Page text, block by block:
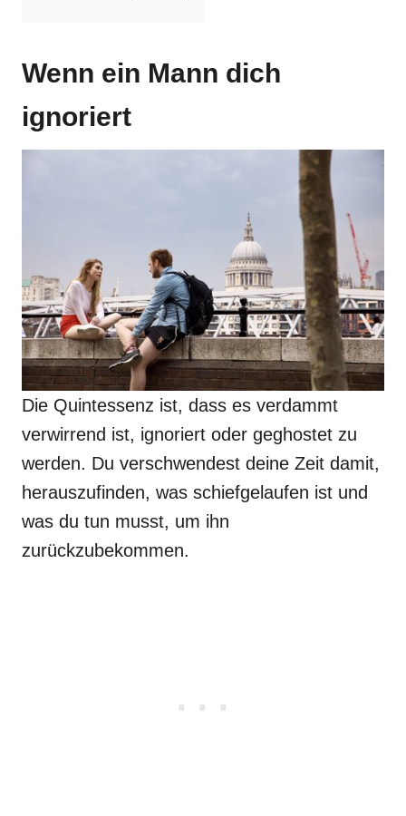
Wenn ein Mann dich
ignoriert
Die Quintessenz ist, dass es verdammt
verwirrend ist, ignoriert oder geghostet zu
werden. Du verschwendest deine Zeit damit,
herauszufinden, was schiefgelaufen ist und
was du tun musst, um ihn
zurückzubekommen.